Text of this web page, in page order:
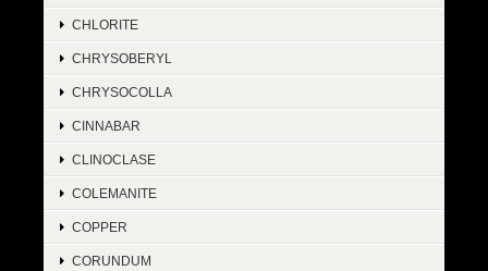
CHLORITE
CHRYSOBERYL
CHRYSOCOLLA
CINNABAR
CLINOCLASE
COLEMANITE
COPPER
CORUNDUM